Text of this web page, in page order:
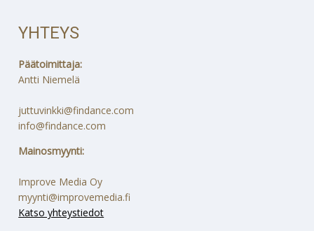
YHTEYS
Päätoimittaja:
Antti Niemelä
juttuvinkki@findance.com
info@findance.com
Mainosmyynti:
Improve Media Oy
myynti@improvemedia.fi
Katso yhteystiedot